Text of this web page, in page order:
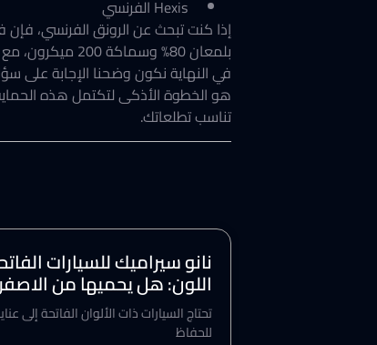
بلمعان 80% وسماكة 200 ميكرون، مع ضمان يمتد لـ 10 سنوات.
​في النهاية نكون وضحنا الإجابة على
هو الخطوة الأذكى لتكتمل هذه
تناسب تطلعاتك.
نانو سيراميك للسيارات
اللون: هل يحميها من
تحتاج السيارات ذات الألوان الفاتحة إلى
للحفاظ